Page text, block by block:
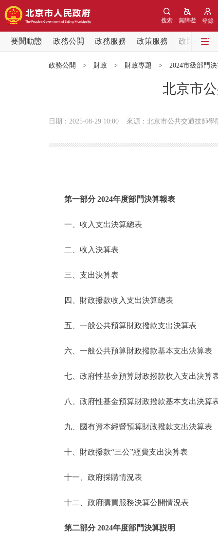
登錄
無障礙
搜索
要聞動態 政務公開 政務服務 政策服務
政民互動
便民服務
仲介服務
政民互動
12345網上接訴即辦
參與調查
走進北京
北京概況
綠色北京
政務公開 > 財政 > 財政專題 > 2024市級部門
北京市
日期：2025-08-29 10:00 來源：北京市公共交通技師學
第一部分 2024年度部門決算報表
一、收入支出決算總表
二、收入決算表
三、支出決算表
四、財政撥款收入支出決算總表
五、一般公共預算財政撥款支出決算表
六、一般公共預算財政撥款基本支出決算表
七、政府性基金預算財政撥款收入支出決算
八、政府性基金預算財政撥款基本支出決算
九、國有資本經營預算財政撥款支出決算表
十、財政撥款“三公”經費支出決算表
十一、政府採購情況表
十二、政府購買服務決算公開情況表
第二部分 2024年度部門決算説明